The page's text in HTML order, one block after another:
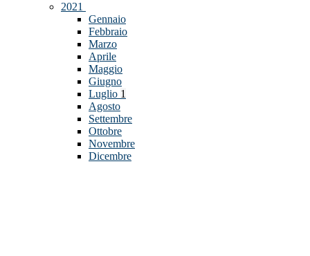
2021
Gennaio
Febbraio
Marzo
Aprile
Maggio
Giugno
Luglio 1
Agosto
Settembre
Ottobre
Novembre
Dicembre